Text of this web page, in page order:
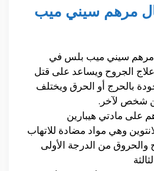
مرهم سيني ميب
مرهم سيني ميب بلس في
الجروح ويساعد على قتل
بالحرج أو الحرق ويختلف
شخص لآخر.
على مادتي هيبارين
وهي مواد مضادة للاتهاب
والحروق من الدرجة الأولى